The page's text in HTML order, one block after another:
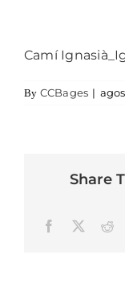
Camí
By CCBages |
Share
Facebook